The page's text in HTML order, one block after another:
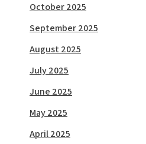
October 2025
September 2025
August 2025
July 2025
June 2025
May 2025
April 2025